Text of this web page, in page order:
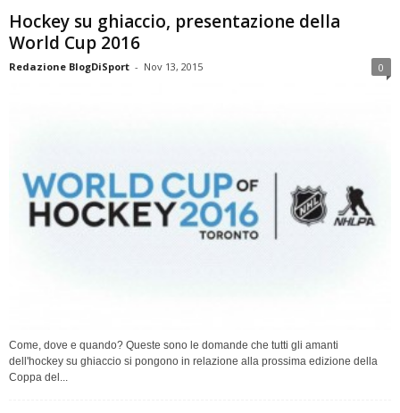
Hockey su ghiaccio, presentazione della
World Cup 2016
Redazione BlogDiSport - Nov 13, 2015 0
Come, dove e quando? Queste sono le domande che tutti gli amanti
dell'hockey su ghiaccio si pongono in relazione alla prossima edizione della
Coppa del...